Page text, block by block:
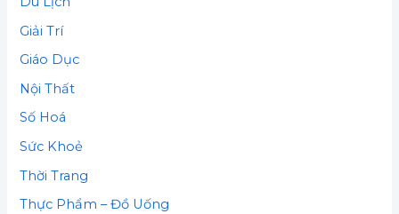
Giải Trí
Giáo Dục
Nội Thất
Số Hoá
Sức Khoẻ
Thời Trang
Thực Phẩm – Đồ Uống